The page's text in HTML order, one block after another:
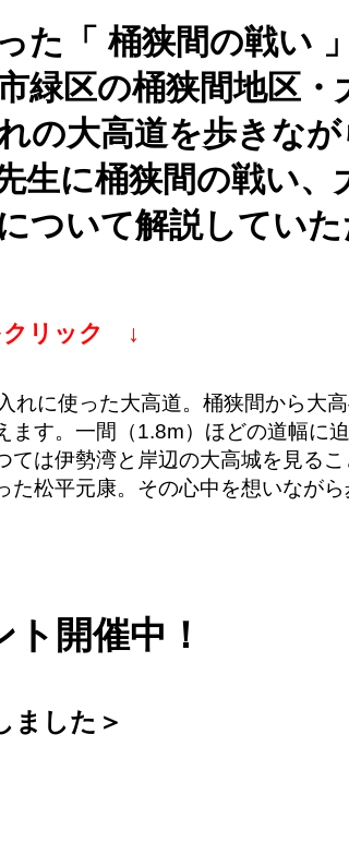
た「 桶狭間の戦い 」
緑区の桶狭間地区・
の大高道を歩きなが
生に桶狭間の戦い、
ついて解説していた
リック ↓
れに使った大高道。桶狭間から大
ます。一間（1.8m）ほどの道幅に
ては伊勢湾と岸辺の大高城を見る
た松平元康。その心中を想いながら
開催中！
ました＞